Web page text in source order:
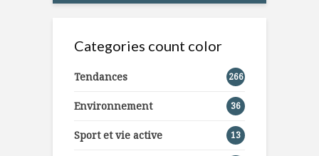
Categories count color
Tendances 266
Environnement 36
Sport et vie active 13